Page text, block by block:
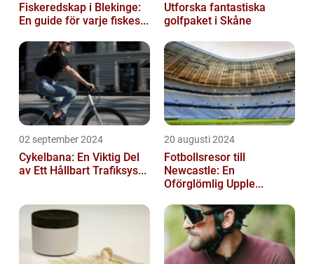
Fiskeredskap i Blekinge:
En guide för varje fiskes...
Utforska fantastiska
golfpaket i Skåne
02 september 2024
Cykelbana: En Viktig Del
av Ett Hållbart Trafiksys...
20 augusti 2024
Fotbollsresor till
Newcastle: En
Oförglömlig Upple...